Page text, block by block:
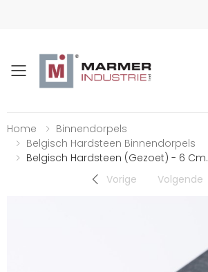
Toggle mobile menu
Home
Binnendorpels
Belgisch Hardsteen Binnendorpels
Belgisch Hardsteen (gezoet) - 6 Cm.
Vorige
Volgende